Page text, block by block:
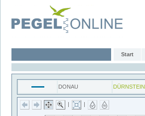
Start
DONAU DÜRNSTEIN
| |